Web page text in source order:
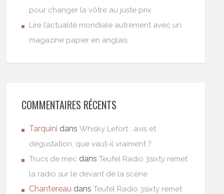
pour changer la vôtre au juste prix
Lire l’actualité mondiale autrement avec un
magazine papier en anglais
COMMENTAIRES RÉCENTS
Tarquini dansWhisky Lefort : avis et
dégustation, que vaut-il vraiment ?
Trucs de mec dansTeufel Radio 3sixty remet
la radio sur le devant de la scène
Chantereau dansTeufel Radio 3sixty remet